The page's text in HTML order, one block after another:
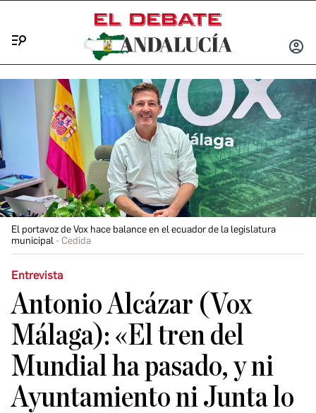
INICIAR
El portavoz de Vox hace balance en el ecuador de la legislatura
municipal
Cedida
Entrevista
Antonio Alcázar (Vox
Málaga): «El tren del
Mundial ha pasado, y ni
Ayuntamiento ni Junta lo